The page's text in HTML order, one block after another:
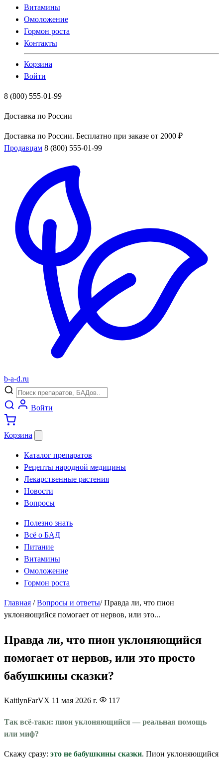
Витамины
Омоложение
Гормон роста
Контакты
Корзина
Войти
8 (800) 555-01-99
Доставка по России
Доставка по России. Бесплатно при заказе от 2000 ₽
Продавцам 8 (800) 555-01-99
b-a-d.ru
Войти
Корзина
Каталог препаратов
Рецепты народной медицины
Лекарственные растения
Новости
Вопросы
Полезно знать
Всё о БАД
Питание
Витамины
Омоложение
Гормон роста
Главная / Вопросы и ответы/ Правда ли, что пион
уклоняющийся помогает от нервов, или это...
Правда ли, что пион уклоняющийся
помогает от нервов, или это просто
бабушкины сказки?
KaitlynFarVX 11 мая 2026 г. 117
Так всё-таки: пион уклоняющийся — реальная помощь
или миф?
Скажу сразу: это не бабушкины сказки. Пион уклоняющийся